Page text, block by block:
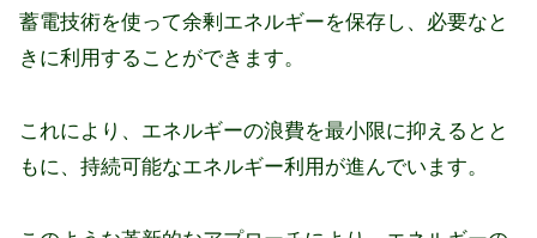
蓄電技術を使って余剰エネルギーを保存し、必要なと
きに利用することができます。
これにより、エネルギーの浪費を最小限に抑えるとと
もに、持続可能なエネルギー利用が進んでいます。